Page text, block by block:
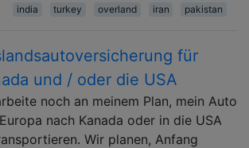
india turkey overland iran pakistan
für
und / oder die USA
noch an meinem Plan, mein Auto
nach Kanada oder in die USA
Wir planen, Anfang